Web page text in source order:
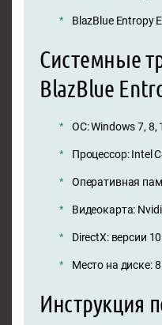
BlazBlue Entropy
Системные
BlazBlue
ОС: Windows 7, 8,
Процессор: Intel
Оперативная
Видеокарта:
DirectX: версии 10
Место на диске: 8
Инструкция